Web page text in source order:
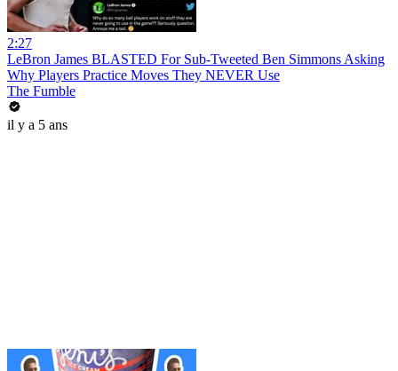
2:27
LeBron James BLASTED For Sub-Tweeted Ben Simmons Asking
Why Players Practice Moves They NEVER Use
The Fumble
il y a 5 ans